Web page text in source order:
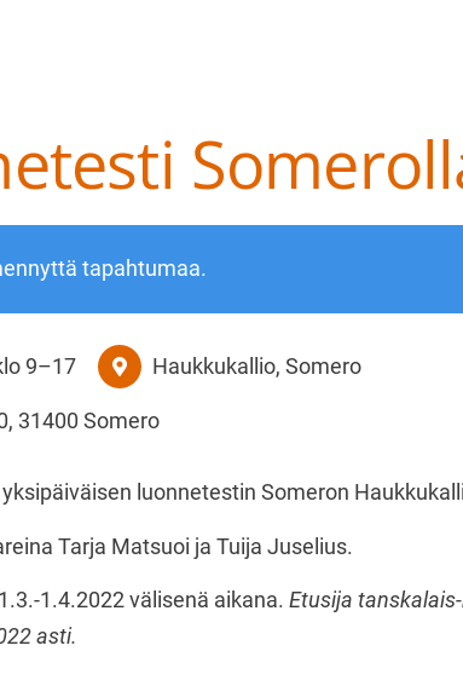
pihakoirat ry
tapahtumaa.
9–17 Haukkukallio, Somero
31400 Somero
luonnetestin Someron
Tarja Matsuoi ja Tuija Juselius.
1.4.2022 välisenä aikana. Etusija
asti.